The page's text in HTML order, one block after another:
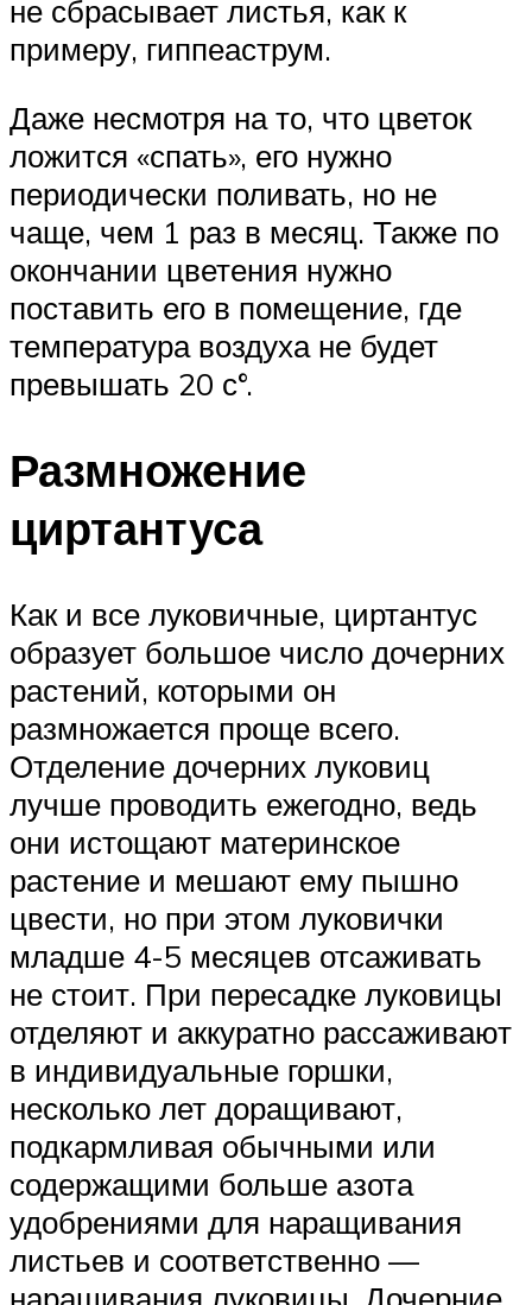
не сбрасывает листья, как к
примеру, гиппеаструм.
Даже несмотря на то, что цветок
ложится «спать», его нужно
периодически поливать, но не
чаще, чем 1 раз в месяц. Также по
окончании цветения нужно
поставить его в помещение, где
температура воздуха не будет
превышать 20 с°.
Размножение
циртантуса
Как и все луковичные, циртантус
образует большое число дочерних
растений, которыми он
размножается проще всего.
Отделение дочерних луковиц
лучше проводить ежегодно, ведь
они истощают материнское
растение и мешают ему пышно
цвести, но при этом луковички
младше 4-5 месяцев отсаживать
не стоит. При пересадке луковицы
отделяют и аккуратно рассаживают
в индивидуальные горшки,
несколько лет доращивают,
подкармливая обычными или
содержащими больше азота
удобрениями для наращивания
листьев и соответственно —